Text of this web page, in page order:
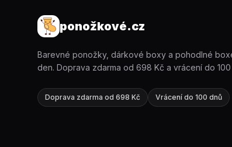
ponožkové.cz
Barevné ponožky, dárkové boxy a pohodlné
den. Doprava zdarma od 698 Kč a vrácení do 100
Doprava zdarma od 698 Kč Vrácení do 100 dnů